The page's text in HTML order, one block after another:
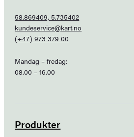
58.869409, 5.735402
kundeservice@kart.no
(+47) 973 379 00
Mandag – fredag:
08.00 – 16.00
Produkter